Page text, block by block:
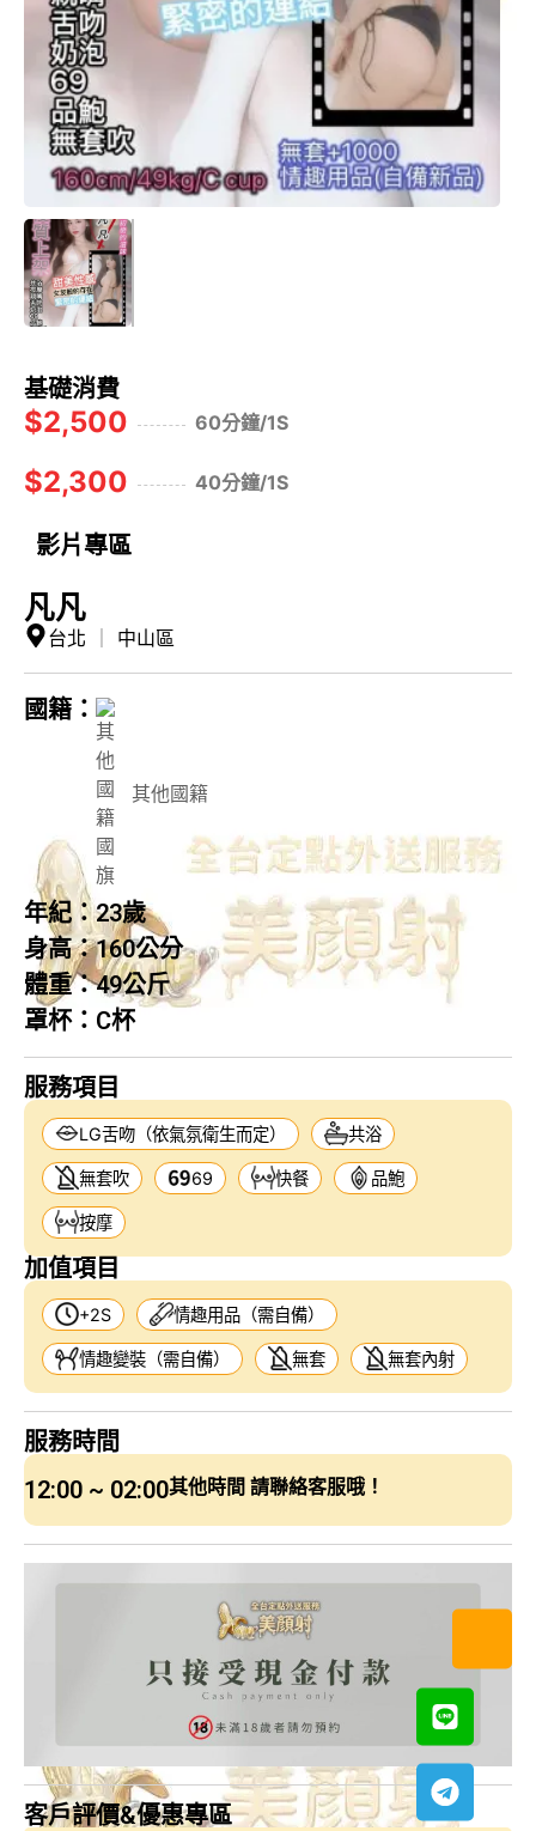
基礎消費
$2,500 60分鐘/1S
$2,300 40分鐘/1S
影片專區
凡凡
台北 中山區
國籍：
其他國籍
年紀：23歲
身高：160公分
體重：49公斤
罩杯： C杯
服務項目
LG舌吻（依氣氛衛生而定） 共浴
無套吹 69 快餐 品鮑
按摩
加值項目
+2S 情趣用品（需自備）
情趣變裝（需自備） 無套 無套內射
服務時間
12:00 ~ 02:00其他時間 請聯絡客服哦！
客戶評價&優惠專區